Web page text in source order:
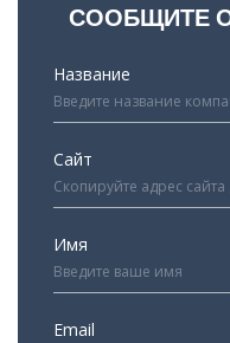
СООБЩИТЕ
Название
Сайт
Имя
Email